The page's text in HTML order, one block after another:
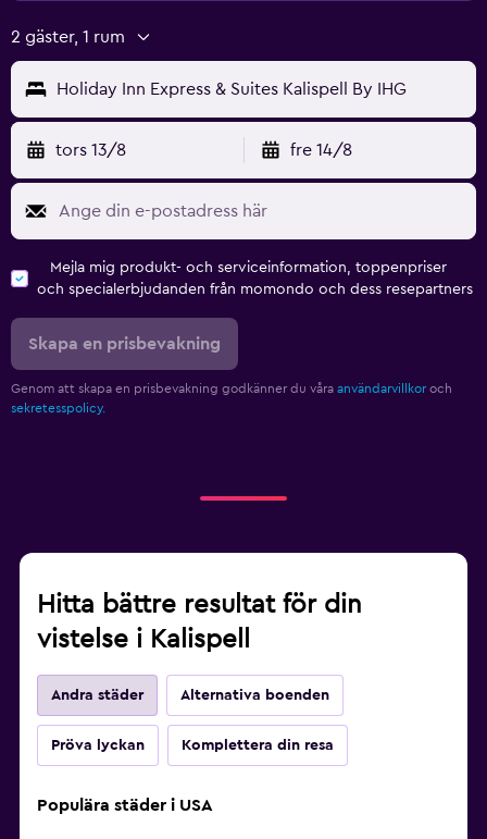
2 gäster, 1 rum
Holiday Inn Express & Suites Kalispell By IHG
tors 13/8 fre 14/8
Mejla mig produkt- och serviceinformation, toppenpriser
och specialerbjudanden från momondo och dess resepartners
Skapa en prisbevakning
Genom att skapa en prisbevakning godkänner du våra användarvillkor och
sekretesspolicy.
Hitta bättre resultat för din
vistelse i Kalispell
Andra städer Alternativa boenden
Pröva lyckan Komplettera din resa
Populära städer i USA